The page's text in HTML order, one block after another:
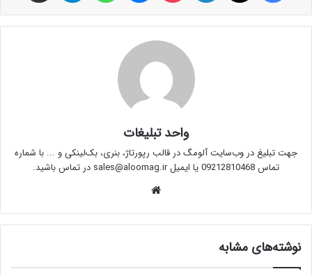
واحد تبلیغات
جهت تبلیغ در وب‌سایت آلومگ در قالب رپورتاژ، بنری، بک‌لینکی و ... با شماره
تماس 09212810468 یا ایمیل sales@aloomag.ir در تماس باشید.
ت
نوشته‌های مشابه